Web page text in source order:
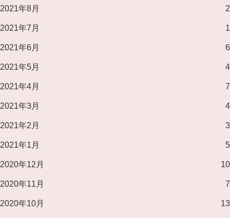
2021年8月 2
2021年7月 1
2021年6月 6
2021年5月 4
2021年4月 7
2021年3月 4
2021年2月 3
2021年1月 5
2020年12月 10
2020年11月 7
2020年10月 13